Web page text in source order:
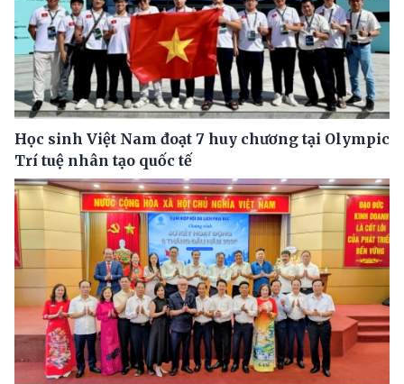
Học sinh Việt Nam đoạt 7 huy chương tại Olympic
Trí tuệ nhân tạo quốc tế